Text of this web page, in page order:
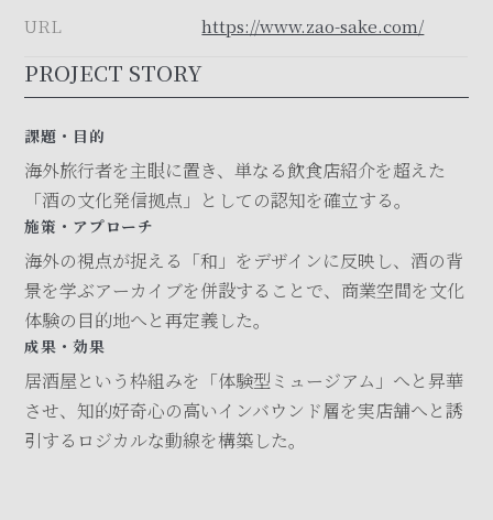
URL https://www.zao-sake.com/
PROJECT STORY
課題・目的
海外旅行者を主眼に置き、単なる飲食店紹介を超えた
「酒の文化発信拠点」としての認知を確立する。
施策・アプローチ
海外の視点が捉える「和」をデザインに反映し、酒の背
景を学ぶアーカイブを併設することで、商業空間を文化
体験の目的地へと再定義した。
成果・効果
居酒屋という枠組みを「体験型ミュージアム」へと昇華
させ、知的好奇心の高いインバウンド層を実店舗へと誘
引するロジカルな動線を構築した。